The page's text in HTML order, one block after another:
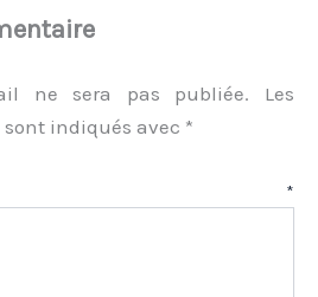
ne sera pas publiée.
Les
indiqués avec *
*